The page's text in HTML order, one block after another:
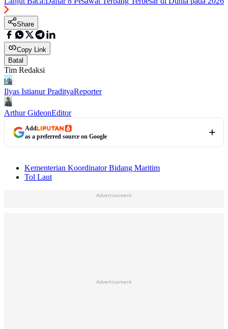
Share
Copy Link
Batal
Tim Redaksi
Ilyas Istianur PradityaReporter
Arthur GideonEditor
Add
as a preferred source on Google
Kementerian Koordinator Bidang Maritim
Tol Laut
Advertisement
Advertisement